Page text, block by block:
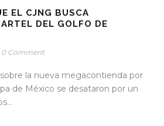
EL CJNG BUSCA
DEL GOLFO DE
0 Comment
la nueva megacontienda por
de México se desataron por un